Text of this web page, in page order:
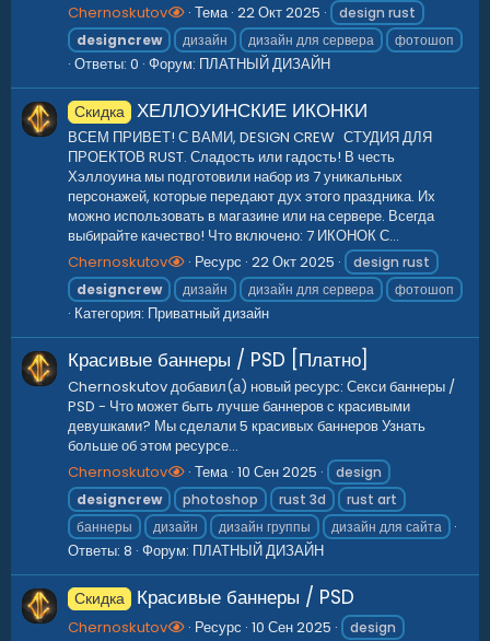
Chernoskutov
Тема 22 Окт 2025
design rust
designcrew
дизайн дизайн для сервера фотошоп
Ответы: 0 Форум: ПЛАТНЫЙ ДИЗАЙН
Скидка ХЕЛЛОУИНСКИЕ ИКОНКИ
ВСЕМ ПРИВЕТ! С ВАМИ, DESIGN CREW СТУДИЯ ДЛЯ
ПРОЕКТОВ RUST. Сладость или гадость! В честь
Хэллоуина мы подготовили набор из 7 уникальных
персонажей, которые передают дух этого праздника. Их
можно использовать в магазине или на сервере. Всегда
выбирайте качество! Что включено: 7 ИКОНОК С...
Chernoskutov
Ресурс 22 Окт 2025
design rust
designcrew
дизайн дизайн для сервера фотошоп
Категория: Приватный дизайн
Красивые баннеры / PSD [Платно]
Chernoskutov добавил(а) новый ресурс: Секси баннеры /
PSD - Что может быть лучше баннеров с красивыми
девушками? Мы сделали 5 красивых баннеров Узнать
больше об этом ресурсе...
Chernoskutov
Тема 10 Сен 2025
design
designcrew
photoshop rust 3d
rust art
баннеры
дизайн дизайн группы дизайн для сайта
Ответы: 8 Форум: ПЛАТНЫЙ ДИЗАЙН
Скидка Красивые баннеры / PSD
Chernoskutov Ресурс 10 Сен 2025
design